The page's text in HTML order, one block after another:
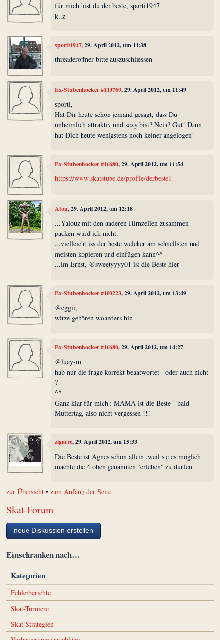
für mich bist du der beste, sporti1947
k..z
sporti1947, 29. April 2012, um 11:38
threaderöffner bitte auszuschliessen
Ex-Stubenhocker #110769, 29. April 2012, um 11:49
sporti,
Hat Dir heute schon jemand gesagt, dass Du
unheimlich attraktiv und sexy bist? Nein? Gut! Dann
hat Dich heute wenigstens noch keiner angelogen!
Ex-Stubenhocker #16680, 29. April 2012, um 11:54
https://www.skatstube.de/profile/derbeste1
Aton, 29. April 2012, um 12:18
...Yalouz mit den anderen Hirnzellen zusammen
packen würd ich nicht.
...vielleicht iss der beste welcher am schnellsten und
meisten kopieren und einfügen kann^^
...im Ernst, @sweetyyyy01 ist die Beste hier
Ex-Stubenhocker #103223, 29. April 2012, um 13:49
@eggii,
witze gehören woanders hin
Ex-Stubenhocker #16680, 29. April 2012, um 14:27
@lucy-m
hab nur die frage korrekt beantwortet - oder auch nicht
?
^^
Ganz klar für mich : MAMA ist die Beste - bald
Muttertag, also nicht vergessen !!!
zigarre, 29. April 2012, um 15:33
Die Beste ist Agnes,schon allein ,weil sie es möglich
machte die 4 oben genannten "erleben" zu dürfen.
zur Übersicht •zum Anfang der Seite
Skat-Forum
neue Diskussion erstellen
Einschränken nach…
Kategorien
Fehlerberichte
Skat-Turniere
Skat-Strategien